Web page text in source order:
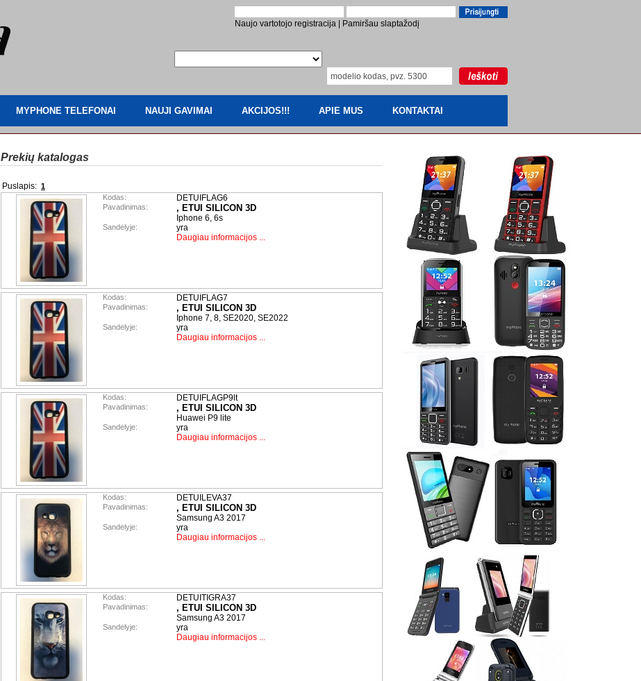
Naujo vartotojo registracija Pamiršau slaptažodį
MYPHONE TELEFONAI NAUJI GAVIMAI AKCIJOS!!! APIE MUS KONTAKTAI
Prekių katalogas
Puslapis: 1
Kodas:
DETUIFLAG6
Pavadinimas: , ETUI SILICON 3D
Iphone 6, 6s
Sandėlyje:
yra
Daugiau informacijos ...
Kodas: DETUIFLAG7
Pavadinimas: , ETUI SILICON 3D
Iphone 7, 8, SE2020, SE2022
Sandėlyje:
yra
Daugiau informacijos ...
Kodas: DETUIFLAGP9lt
Pavadinimas: , ETUI SILICON 3D
Huawei P9 lite
Sandėlyje:
yra
Daugiau informacijos ...
Kodas: DETUILEVA37
Pavadinimas: , ETUI SILICON 3D
Samsung A3 2017
Sandėlyje:
yra
Daugiau informacijos ...
Kodas: DETUITIGRA37
Pavadinimas: , ETUI SILICON 3D
Samsung A3 2017
Sandėlyje:
yra
Daugiau informacijos ...